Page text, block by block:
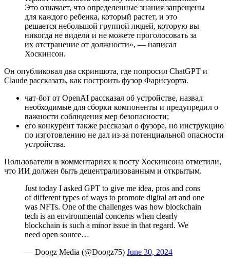
Это означает, что определенные знания запрещены
для каждого ребенка, который растет, и это
решается небольшой группой людей, которую вы
никогда не видели и не можете проголосовать за
их отстранение от должности», — написал
Хоскинсон.
Он опубликовал два скриншота, где попросил ChatGPT и
Claude рассказать, как построить фузор Фарнсуорта.
чат-бот от OpenAI рассказал об устройстве, назвал
необходимые для сборки компоненты и предупредил о
важности соблюдения мер безопасности;
его конкурент также рассказал о фузоре, но инструкцию
по изготовлению не дал из-за потенциальной опасности
устройства.
Пользователи в комментариях к посту Хоскинсона отметили,
что ИИ должен быть децентрализованным и открытым.
Just today I asked GPT to give me idea, pros and cons
of different types of ways to promote digital art and one
was NFTs. One of the challenges was how blockchain
tech is an environmental concerns when clearly
blockchain is such a minor issue in that regard. We
need open source…
— Doogz Media (@Doogz75) June 30, 2024